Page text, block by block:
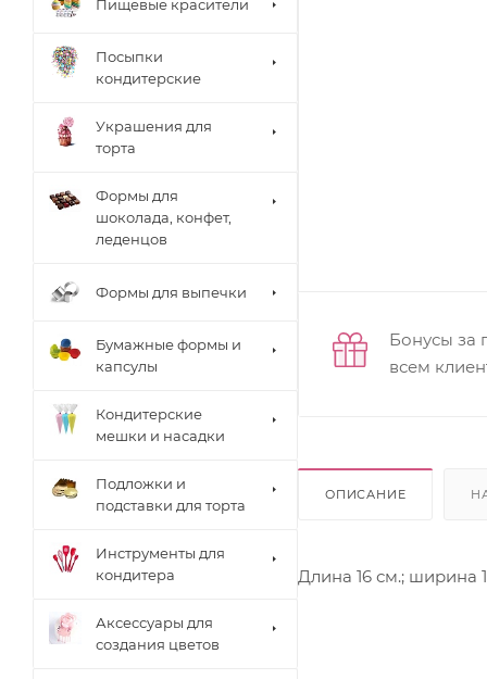
Бонусы за
всем
ОПИСАНИЕ
Длина 16 см.; ширина
Пищевые красители
Посыпки
кондитерские
Украшения для
торта
Формы для
шоколада, конфет,
леденцов
Формы для выпечки
Бумажные формы и
капсулы
Кондитерские
мешки и насадки
Подложки и
подставки для торта
Инструменты для
кондитера
Аксессуары для
создания цветов